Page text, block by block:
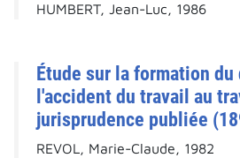
HUMBERT, Jean-Luc, 1986
Étude sur la formation
l'accident du travail au
jurisprudence publiée
REVOL, Marie-Claude, 1982